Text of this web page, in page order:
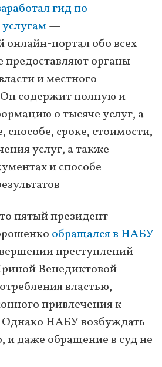
гид по
—
портал обо всех
предоставляют органы
и местного
содержит полную и
о тысяче услуг, а
сроке, стоимости,
услуг, а также
и способе
пятый президент
обращался в НАБУ
преступлений
Венедиктовой —
властью,
привлечения к
Однако НАБУ возбуждать
и даже обращение в суд не